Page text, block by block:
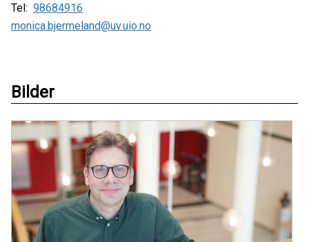
Tel: 98684916
monica.bjermeland@uv.uio.no
Bilder